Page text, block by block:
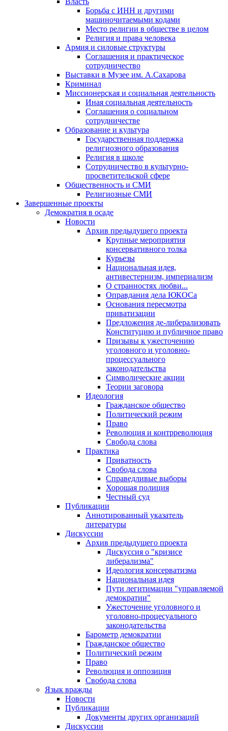
Борьба с ИНН и другими
машиночитаемыми кодами
Место религии в обществе в целом
Религия и права человека
Армия и силовые структуры
Соглашения и практическое
сотрудничество
Выставки в Музее им. А.Сахарова
Криминал
Миссионерская и социальная деятельность
Иная социальная деятельность
Соглашения о социальном
сотрудничестве
Образование и культура
Государственная поддержка
религиозного образования
Религия в школе
Сотрудничество в культурно-
просветительской сфере
Общественность и СМИ
Религиозные СМИ
Завершенные проекты
Демократия в осаде
Новости
Архив предыдущего проекта
Крупные мероприятия
консервативного толка
Курьезы
Национальная идея,
антивестернизм, империализм
О странностях любви...
Оправдания дела ЮКОСа
Основания пересмотра
приватизации
Предложения де-либерализовать
Конституцию и публичное право
Призывы к ужесточению
уголовного и уголовно-
процессуального
законодательства
Символические акции
Теории заговора
Идеология
Гражданское общество
Политический режим
Право
Революция и контрреволюция
Свобода слова
Практика
Приватность
Свобода слова
Справедливые выборы
Хорошая полиция
Честный суд
Публикации
Аннотированный указатель
литературы
Дискуссии
Архив предыдущего проекта
Дискуссия о "кризисе
либерализма"
Идеология консерватизма
Национальная идея
Пути легитимации "управляемой
демократии"
Ужесточение уголовного и
уголовно-процесуального
законодательства
Барометр демократии
Гражданское общество
Политический режим
Право
Революция и оппозиция
Свобода слова
Язык вражды
Новости
Публикации
Документы других организаций
Дискуссии